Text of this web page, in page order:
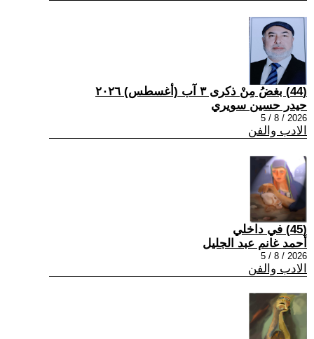
(44) بغضُ مِنْ ذكرى ٣ آب (أغسطس) ٢٠٢٦
حيدر حسين سويري
2026 / 8 / 5
الادب والفن
(45) في داخلي
أحمد غانم عبد الجليل
2026 / 8 / 5
الادب والفن